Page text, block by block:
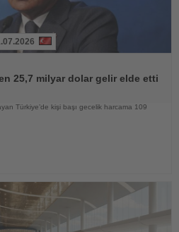
25,7 milyar dolar gelir elde etti
Türkiye’de kişi başı gecelik harcama 109